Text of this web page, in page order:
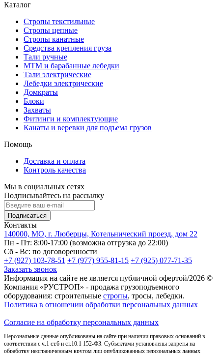
Каталог
Стропы текстильные
Стропы цепные
Стропы канатные
Средства крепления груза
Тали ручные
МТМ и барабанные лебедки
Тали электрические
Лебедки электрические
Домкраты
Блоки
Захваты
Фитинги и комплектующие
Канаты и веревки для подъема грузов
Помощь
Доставка и оплата
Контроль качества
Мы в социальных сетях
Подписывайтесь на рассылку
Подписаться
Контакты
140000, МО, г. Люберцы, Котельнический проезд, дом 22
Пн - Пт: 8:00-17:00 (возможна отгрузка до 22:00)
Сб - Вс: по договоренности
+7 (927) 103-78-51 +7 (977) 955-81-15 +7 (925) 077-71-35
Заказать звонок
Информация на сайте не является публичной офертой/2026 ©
Компания «РУСТРОП» - продажа грузоподъемного
оборудования: строительные стропы, тросы, лебедки.
Политика в отношении обработки персональных данных
Согласие на обработку персональных данных
Персональные данные опубликованы на сайте при наличии правовых оснований в
соответствии с ч.1 ст.6 и ст.10.1 152-ФЗ. Субъектами установлены запреты на
обработку неограниченным кругом лиц опубликованных персональных данных